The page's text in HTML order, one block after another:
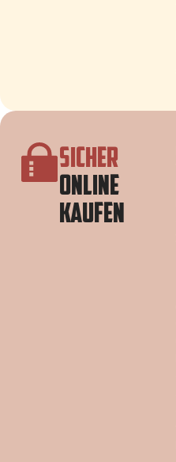
SICHER
ONLINE
KAUFEN